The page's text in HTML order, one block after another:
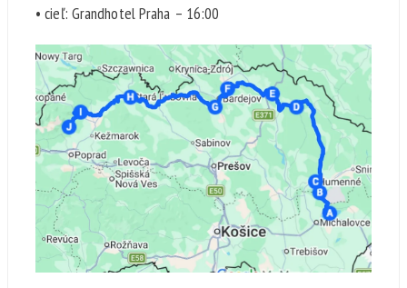
• cieľ: Grandhotel Praha – 16:00